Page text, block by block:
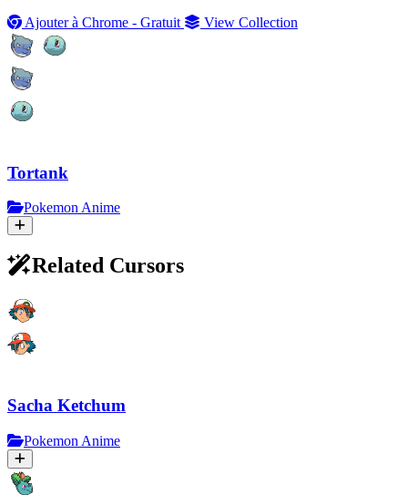
Ajouter à Chrome - Gratuit
View Collection
Tortank
Pokemon Anime
Related Cursors
Sacha Ketchum
Pokemon Anime